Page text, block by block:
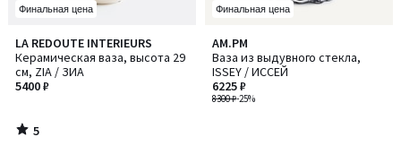
Финальная цена
LA REDOUTE INTERIEURS
Керамическая ваза, высота 29
см, ZIA / ЗИА
5400 ₽
5
/
5
5
/
Финальная цена
AM.PM
Ваза из выдувного стекла,
ISSEY / ИССЕЙ
8300 ₽-25%
6225 ₽